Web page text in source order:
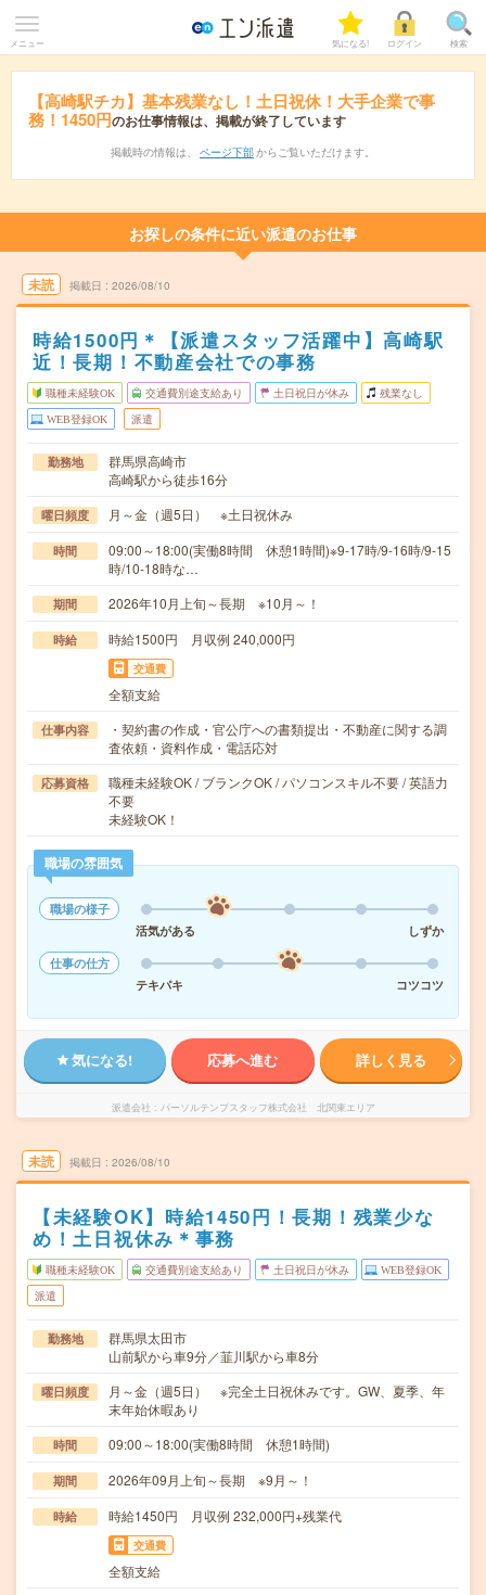
メニュー 気になる! ログイン 検索
【高崎駅チカ】基本残業なし！土日祝休！大手企業で事
務！1450円のお仕事情報は、掲載が終了しています
掲載時の情報は、 ページ下部 からご覧いただけます。
お探しの条件に近い派遣のお仕事
未読 掲載日 2026/08/10
時給1500円＊【派遣スタッフ活躍中】高崎駅
近！長期！不動産会社での事務
職種未経験OK 交通費別途支給あり 土日祝日が休み 残業なし
WEB登録OK 派遣
勤務地
群馬県高崎市
高崎駅から徒歩16分
曜日頻度 月～金（週5日） ※土日祝休み
時間
09:00～18:00(実働8時間 休憩1時間)※9-17時/9-16時/9-15
時/10-18時な…
期間 2026年10月上旬～長期 ※10月～！
時給 時給1500円 月収例 240,000円
交通費
全額支給
仕事内容
・契約書の作成・官公庁への書類提出・不動産に関する調
査依頼・資料作成・電話応対
応募資格
職種未経験OK / ブランクOK / パソコンスキル不要 / 英語力
不要
未経験OK！
職場の雰囲気
職場の様子
活気がある
しずか
仕事の仕方
テキパキ
コツコツ
気になる! 応募へ進む 詳しく見る
派遣会社 パーソルテンプスタッフ株式会社 北関東エリア
未読 掲載日 2026/08/10
【未経験OK】時給1450円！長期！残業少な
め！土日祝休み＊事務
職種未経験OK 交通費別途支給あり 土日祝日が休み WEB登録OK
派遣
勤務地
群馬県太田市
山前駅から車9分／韮川駅から車8分
曜日頻度
月～金（週5日） ※完全土日祝休みです。GW、夏季、年
末年始休暇あり
時間 09:00～18:00(実働8時間 休憩1時間)
期間 2026年09月上旬～長期 ※9月～！
時給 時給1450円 月収例 232,000円+残業代
交通費
全額支給